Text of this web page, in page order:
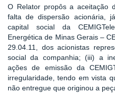
O Relator propôs a aceitação
falta de dispersão acionária,
capital social da
Energética de Minas Gerais –
29.04.11, dos acionistas
social da companhia; (iii) a
ações de emissão da
irregularidade, tendo em vista
não entregue que originou a